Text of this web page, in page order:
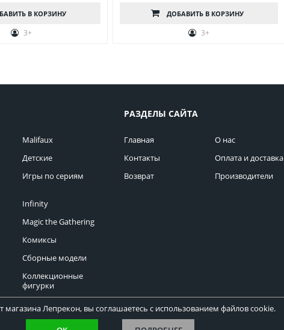
В КОРЗИНУ
3+
ДОБАВИТЬ В КОРЗИНУ
3+
Malifaux
Детские
Игры по сериям
Infinity
Magic the Gathering
Комиксы
Сборные модели
Коллекционные
фигурки
РАЗДЕЛЫ САЙТА
Главная
О нас
Контакты
Оплата и доставка
Возврат
Производители
магазина Лепрекон, вы соглашаетесь с использованием файлов cookie.